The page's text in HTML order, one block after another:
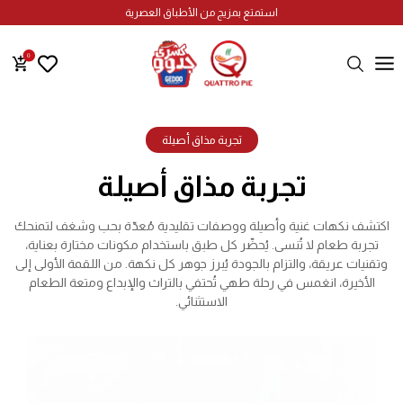
استمتع بمزيج من الأطباق العصرية
0
تجربة مذاق أصيلة
تجربة مذاق أصيلة
اكتشف نكهات غنية وأصيلة ووصفات تقليدية مُعدّة بحب وشغف لتمنحك
تجربة طعام لا تُنسى. يُحضّر كل طبق باستخدام مكونات مختارة بعناية،
وتقنيات عريقة، والتزام بالجودة يُبرز جوهر كل نكهة. من اللقمة الأولى إلى
الأخيرة، انغمس في رحلة طهي تُحتفي بالتراث والإبداع ومتعة الطعام
الاستثنائي.